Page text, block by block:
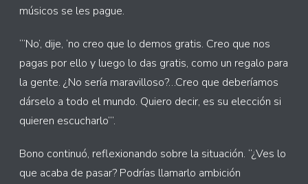
músicos se les pague.
“’No’, dije, ‘no creo que lo demos gratis. Creo que nos
pagas por ello y luego lo das gratis, como un regalo para
la gente. ¿No sería maravilloso?…Creo que deberíamos
dárselo a todo el mundo. Quiero decir, es su elección si
quieren escucharlo’”.
Bono continuó, reflexionando sobre la situación. “¿Ves lo
que acaba de pasar? Podrías llamarlo ambición